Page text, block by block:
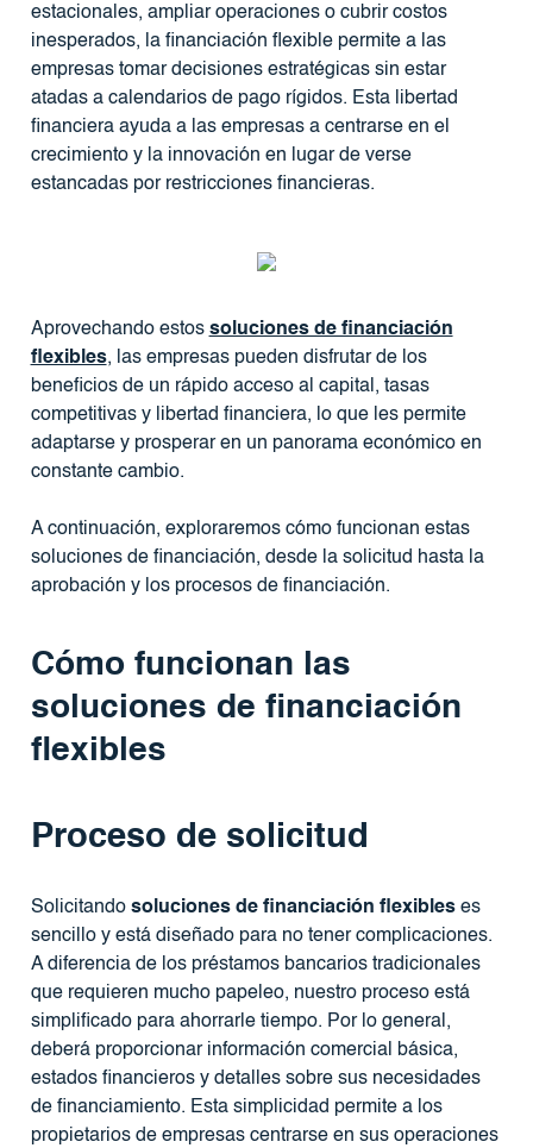
estacionales, ampliar operaciones o cubrir costos
inesperados, la financiación flexible permite a las
empresas tomar decisiones estratégicas sin estar
atadas a calendarios de pago rígidos. Esta libertad
financiera ayuda a las empresas a centrarse en el
crecimiento y la innovación en lugar de verse
estancadas por restricciones financieras.
Aprovechando estos soluciones de financiación
flexibles, las empresas pueden disfrutar de los
beneficios de un rápido acceso al capital, tasas
competitivas y libertad financiera, lo que les permite
adaptarse y prosperar en un panorama económico en
constante cambio.
A continuación, exploraremos cómo funcionan estas
soluciones de financiación, desde la solicitud hasta la
aprobación y los procesos de financiación.
Cómo funcionan las
soluciones de financiación
flexibles
Proceso de solicitud
Solicitando soluciones de financiación flexibleses
sencillo y está diseñado para no tener complicaciones.
A diferencia de los préstamos bancarios tradicionales
que requieren mucho papeleo, nuestro proceso está
simplificado para ahorrarle tiempo. Por lo general,
deberá proporcionar información comercial básica,
estados financieros y detalles sobre sus necesidades
de financiamiento. Esta simplicidad permite a los
propietarios de empresas centrarse en sus operaciones